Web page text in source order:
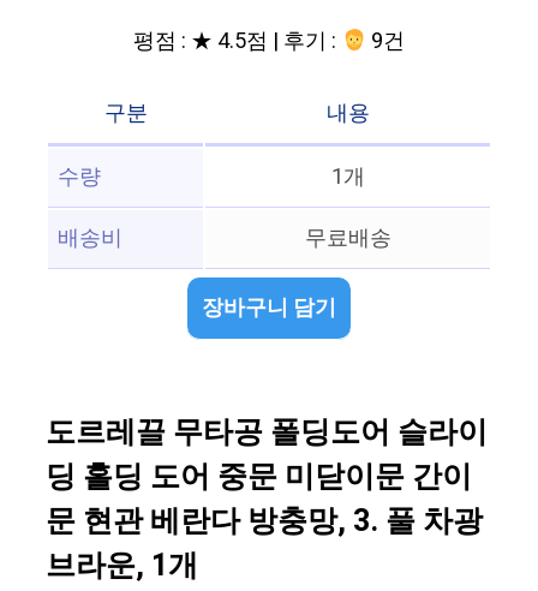
평점 : ★ 4.5점 | 후기 : 9건
구분
내용
수량
1개
배송비
무료배송
장바구니 담기
도르레끌 무타공 폴딩도어 슬라이
딩 홀딩 도어 중문 미닫이문 간이
문 현관 베란다 방충망, 3. 풀 차광
브라운, 1개